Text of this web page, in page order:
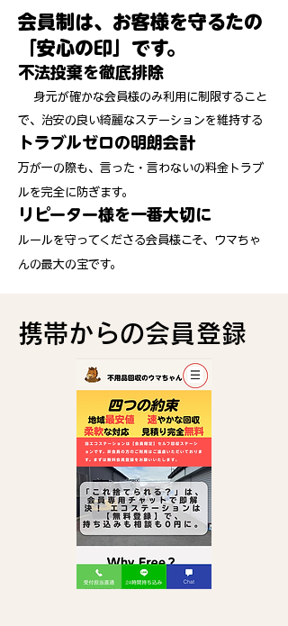
会員制は、お客様を守るたの
「安心の印」です。
不法投棄を徹底排除
身元が確かな会員様のみ利用に制限すること
で、治安の良い綺麗なステーションを維持する
トラブルゼロの明朗会計
万が一の際も、言った・言わないの料金トラブ
ルを完全に防ぎます。
リピーター様を一番大切に
ルールを守ってくださる会員様こそ、ウマちゃ
んの最大の宝です。
​携帯からの会員登録